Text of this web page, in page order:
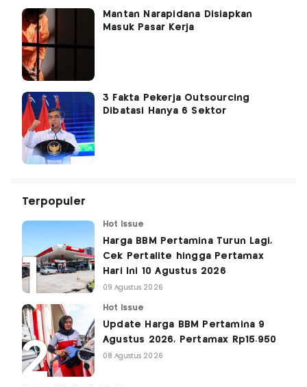
Mantan Narapidana Disiapkan
Masuk Pasar Kerja
3 Fakta Pekerja Outsourcing
Dibatasi Hanya 6 Sektor
Terpopuler
Hot Issue
Harga BBM Pertamina Turun Lagi,
Cek Pertalite hingga Pertamax
Hari Ini 10 Agustus 2026
09 Agustus 2026
Hot Issue
Update Harga BBM Pertamina 9
Agustus 2026, Pertamax Rp15.950
08 Agustus 2026